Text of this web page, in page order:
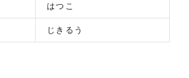
はつこ
じきるう